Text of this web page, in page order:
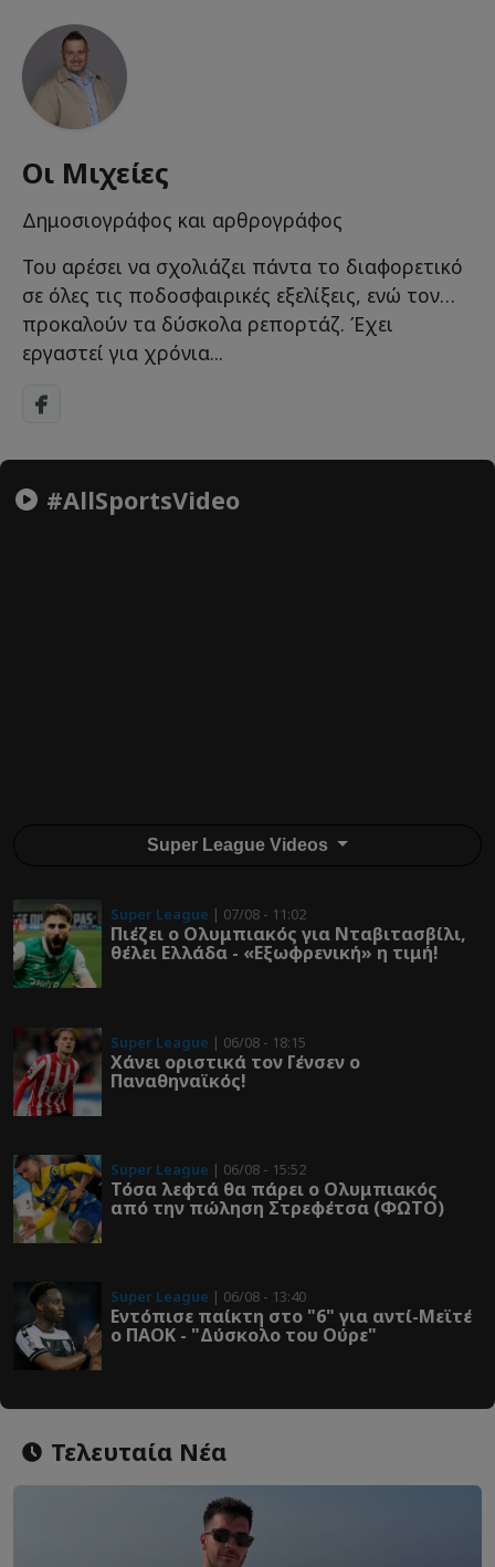
Οι Μιχείες
Δημοσιογράφος και αρθρογράφος
Του αρέσει να σχολιάζει πάντα το διαφορετικό
σε όλες τις ποδοσφαιρικές εξελίξεις, ενώ τον…
προκαλούν τα δύσκολα ρεπορτάζ. Έχει
εργαστεί για χρόνια...
#AllSportsVideo
Super League Videos
Super League | 07/08 - 11:02
Πιέζει ο Ολυμπιακός για Νταβιτασβίλι,
θέλει Ελλάδα - «Εξωφρενική» η τιμή!
Super League | 06/08 - 18:15
Χάνει οριστικά τον Γένσεν ο
Παναθηναϊκός!
Super League | 06/08 - 15:52
Τόσα λεφτά θα πάρει ο Ολυμπιακός
από την πώληση Στρεφέτσα (ΦΩΤΟ)
Super League | 06/08 - 13:40
Εντόπισε παίκτη στο "6" για αντί-Μεϊτέ
ο ΠΑΟΚ - "Δύσκολο του Ούρε"
Τελευταία Νέα